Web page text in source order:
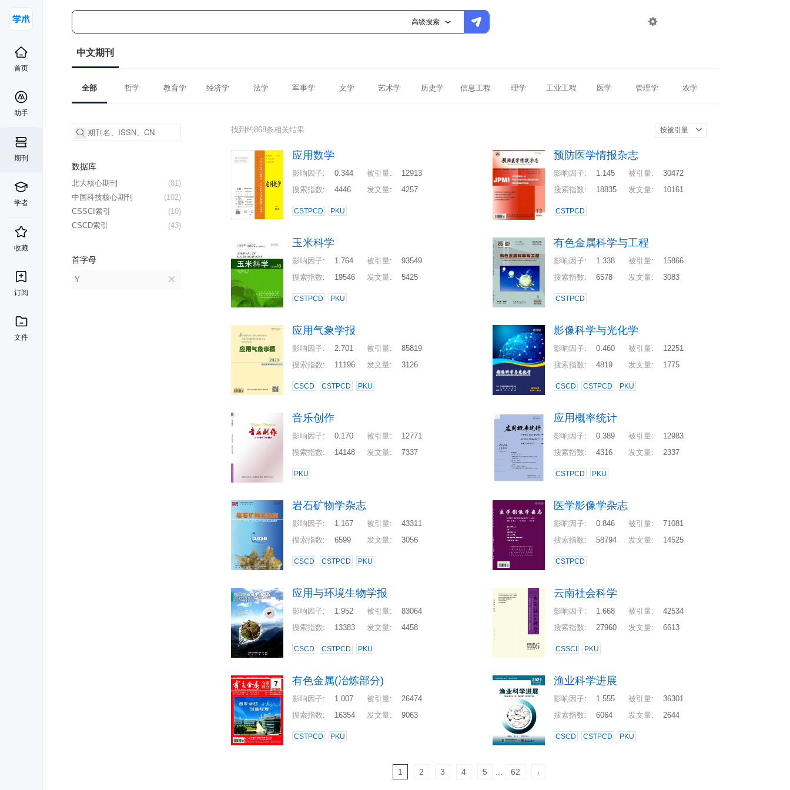
高级搜索 
首页
助手
期刊
学者
收藏
订阅
文件
中文期刊
全部 哲学 教育学 经济学 法学 军事学 文学 艺术学 历史学 信息工程 理学 工业工程 医学 管理学 农学
数据库
(81)
北大核心期刊
(102)
中国科技核心期刊
(10)
CSSCI索引
(43)
CSCD索引
首字母
Y
找到约868条相关结果 按被引量
应用数学
影响因子: 0.344 被引量:
12913
搜索指数: 4446 发文量: 4257
CSTPCD PKU
预防医学情报杂志
影响因子: 1.145 被引量:
30472
搜索指数: 18835 发文量: 10161
CSTPCD
玉米科学
影响因子: 1.764 被引量:
93549
搜索指数: 19546 发文量: 5425
CSTPCD PKU
有色金属科学与工程
影响因子: 1.338 被引量:
15866
搜索指数: 6578 发文量: 3083
CSTPCD
应用气象学报
影响因子: 2.701 被引量:
85819
搜索指数: 11196 发文量: 3126
CSCD CSTPCD PKU
影像科学与光化学
影响因子: 0.460 被引量:
12251
搜索指数: 4819 发文量: 1775
CSCD CSTPCD PKU
音乐创作
影响因子: 0.170 被引量:
12771
搜索指数: 14148 发文量: 7337
PKU
应用概率统计
影响因子: 0.389 被引量:
12983
搜索指数: 4316 发文量: 2337
CSTPCD PKU
岩石矿物学杂志
影响因子: 1.167 被引量:
43311
搜索指数: 6599 发文量: 3056
CSCD CSTPCD PKU
医学影像学杂志
影响因子: 0.846 被引量:
71081
搜索指数: 58794 发文量: 14525
CSTPCD
应用与环境生物学报
影响因子: 1.952 被引量:
83064
搜索指数: 13383 发文量: 4458
CSCD CSTPCD PKU
云南社会科学
影响因子: 1.668 被引量:
42534
搜索指数: 27960 发文量: 6613
CSSCI PKU
有色金属(冶炼部分)
影响因子: 1.007 被引量:
26474
搜索指数: 16354 发文量: 9063
CSTPCD PKU
渔业科学进展
影响因子: 1.555 被引量:
36301
搜索指数: 6064 发文量: 2644
CSCD CSTPCD PKU
1 2 3 4 5 62 